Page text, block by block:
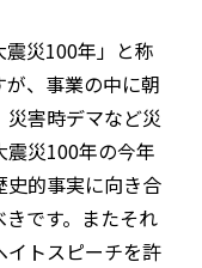
災100年」と称
、事業の中に朝
害時デマなど災
災100年の今年
史的事実に向き合
です。またそれ
イトスピーチを許